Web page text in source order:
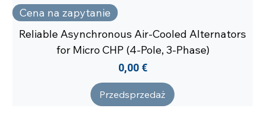
Cena na zapytanie
Reliable Asynchronous Air-Cooled Alternators
for Micro CHP (4-Pole, 3-Phase)
Cena
0,00 €
Przedsprzedaż